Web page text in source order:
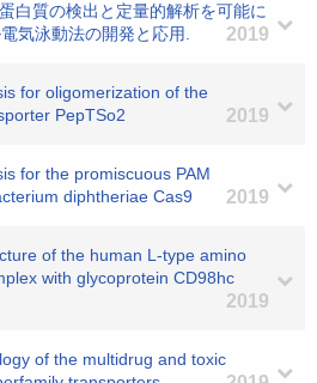
白質の検出と定量的解析を可能に
気泳動法の開発と応用.
2019
for oligomerization of the
PepTSo2
2019
for the promiscuous PAM
diphtheriae Cas9
2019
of the human L-type amino
with glycoprotein CD98hc
2019
of the multidrug and toxic